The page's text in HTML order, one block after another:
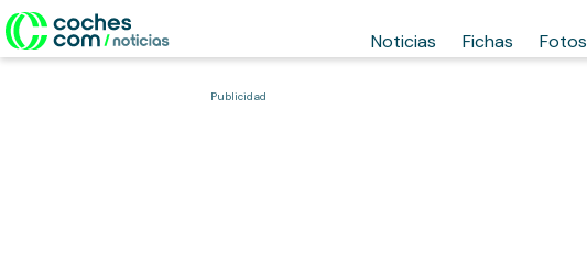
Noticias Fichas Fotos
Publicidad